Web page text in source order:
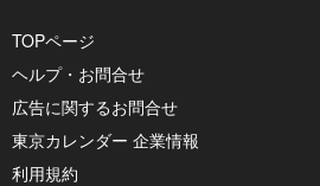
TOPページ
ヘルプ・お問合せ
広告に関するお問合せ
東京カレンダー 企業情報
利用規約